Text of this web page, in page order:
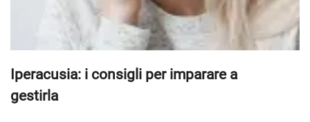
Iperacusia: i consigli per imparare a
gestirla